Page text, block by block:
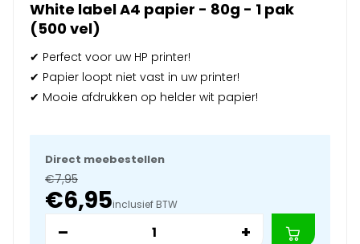
White label A4 papier - 80g - 1 pak
(500 vel)
✔ Perfect voor uw HP printer!
✔ Papier loopt niet vast in uw printer!
✔ Mooie afdrukken op helder wit papier!
Direct meebestellen
€7,95
€6,95inclusief BTW
– +